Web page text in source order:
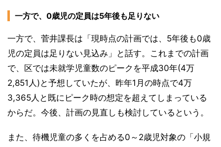
一方で、0歳児の定員は5年後も足りない
一方で、菅井課長は「現時点の計画では、5年後も0歳
児の定員は足りない見込み」と話す。これまでの計画
で、区では未就学児童数のピークを平成30年(4万
2,851人)と予想していたが、昨年1月の時点で4万
3,365人と既にピーク時の想定を超えてしまっている
からだ。今後、計画の見直しも検討しているという。
また、待機児童の多くを占める0～2歳児対象の「小規